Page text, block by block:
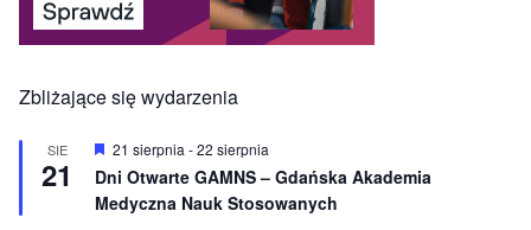
Zbliżające się wydarzenia
SIE
21
W
r
ó
21 sierpnia -22 sierpnia
Dni Otwarte GAMNS – Gdańska Akademia
Medyczna Nauk Stosowanych